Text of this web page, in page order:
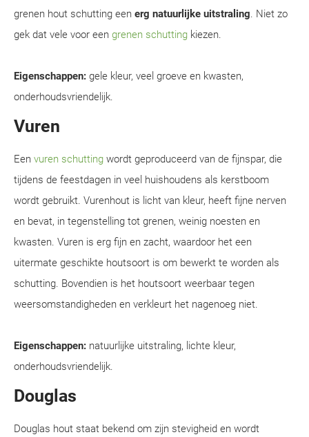
grenen hout schutting een erg natuurlijke uitstraling. Niet zo
gek dat vele voor een grenen schutting kiezen.
Eigenschappen: gele kleur, veel groeve en kwasten,
onderhoudsvriendelijk.
Vuren
Een vuren schutting wordt geproduceerd van de fijnspar, die
tijdens de feestdagen in veel huishoudens als kerstboom
wordt gebruikt. Vurenhout is licht van kleur, heeft fijne nerven
en bevat, in tegenstelling tot grenen, weinig noesten en
kwasten. Vuren is erg fijn en zacht, waardoor het een
uitermate geschikte houtsoort is om bewerkt te worden als
schutting. Bovendien is het houtsoort weerbaar tegen
weersomstandigheden en verkleurt het nagenoeg niet.
Eigenschappen: natuurlijke uitstraling, lichte kleur,
onderhoudsvriendelijk.
Douglas
Douglas hout staat bekend om zijn stevigheid en wordt